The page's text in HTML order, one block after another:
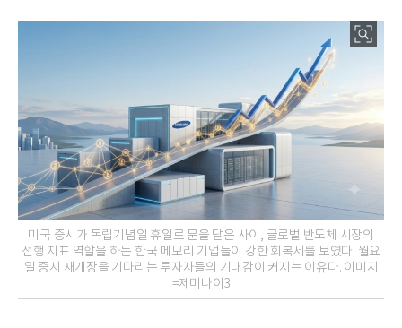
미국 증시가 독립기념일 휴일로 문을 닫은 사이, 글로벌 반도체 시장의
선행 지표 역할을 하는 한국 메모리 기업들이 강한 회복세를 보였다. 월요
일 증시 재개장을 기다리는 투자자들의 기대감이 커지는 이유다. 이미지
=제미나이3